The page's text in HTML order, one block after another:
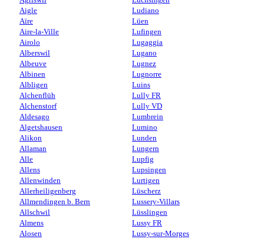
Aigle
Aïre
Aire-la-Ville
Airolo
Alberswil
Albeuve
Albinen
Albligen
Alchenflüh
Alchenstorf
Aldesago
Algetshausen
Alikon
Allaman
Alle
Allens
Allenwinden
Allerheiligenberg
Allmendingen b. Bern
Allschwil
Almens
Alosen
Ludiano
Lüen
Lufingen
Lugaggia
Lugano
Lugnez
Lugnorre
Luins
Lully FR
Lully VD
Lumbrein
Lumino
Lunden
Lungern
Lupfig
Lupsingen
Lurtigen
Lüscherz
Lussery-Villars
Lüsslingen
Lussy FR
Lussy-sur-Morges